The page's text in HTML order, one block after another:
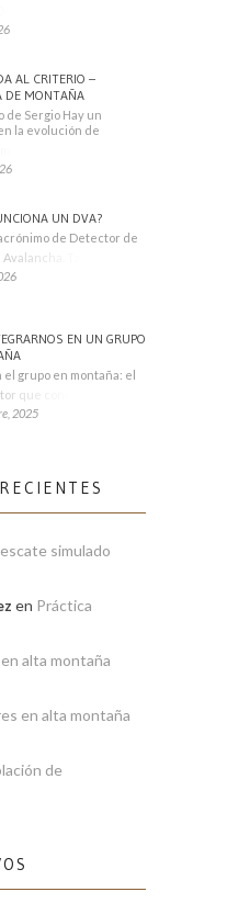
AL CRITERIO –
DE MONTAÑA
de Sergio Hay un
la evolución de
UN DVA?
de Detector de
También se
EN UN GRUPO
el grupo en montaña: el
que condiciona tu
2025
simulado
en Práctica
alta montaña
en alta montaña
de